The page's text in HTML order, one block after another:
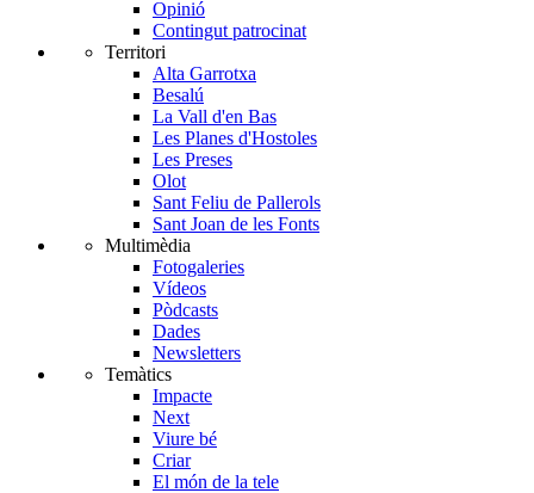
Opinió
Contingut patrocinat
Territori
Alta Garrotxa
Besalú
La Vall d'en Bas
Les Planes d'Hostoles
Les Preses
Olot
Sant Feliu de Pallerols
Sant Joan de les Fonts
Multimèdia
Fotogaleries
Vídeos
Pòdcasts
Dades
Newsletters
Temàtics
Impacte
Next
Viure bé
Criar
El món de la tele